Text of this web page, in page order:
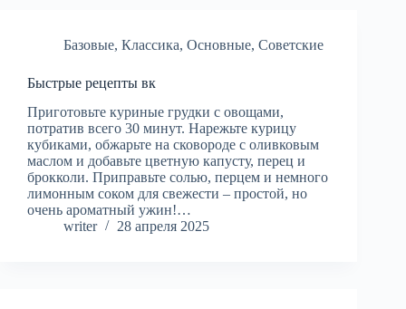
Базовые, Классика, Основные, Советские
Быстрые рецепты вк
Приготовьте куриные грудки с овощами,
потратив всего 30 минут. Нарежьте курицу
кубиками, обжарьте на сковороде с оливковым
маслом и добавьте цветную капусту, перец и
брокколи. Приправьте солью, перцем и немного
лимонным соком для свежести – простой, но
очень ароматный ужин!…
writer
28 апреля 2025